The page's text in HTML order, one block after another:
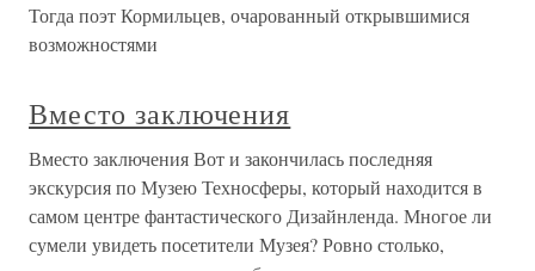
Тогда поэт Кормильцев, очарованный открывшимися
возможностями
Вместо заключения
Вместо заключения Вот и закончилась последняя
экскурсия по Музею Техносферы, который находится в
самом центре фантастического Дизайнленда. Многое ли
сумели увидеть посетители Музея? Ровно столько,